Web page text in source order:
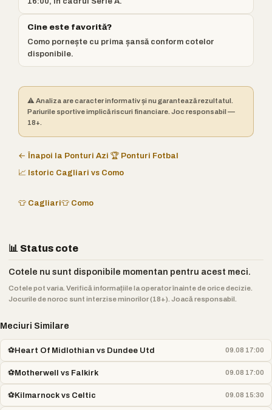
Cine este favorită?
Como pornește cu prima șansă conform cotelor
disponibile.
⚠️ Analiza are caracter informativ și nu garantează rezultatul.
Pariurile sportive implică riscuri financiare. Joc responsabil —
18+.
← Înapoi la Ponturi Azi 🏆 Ponturi Fotbal
📈 Istoric Cagliari vs Como
👕 Cagliari👕 Como
📊 Status cote
Cotele nu sunt disponibile momentan pentru acest meci.
Cotele pot varia. Verifică informațiile la operator înainte de orice decizie.
Jocurile de noroc sunt interzise minorilor (18+). Joacă responsabil.
Meciuri Similare
⚽Heart Of Midlothian vs Dundee Utd 09.08 17:00
⚽Motherwell vs Falkirk 09.08 17:00
⚽Kilmarnock vs Celtic 09.08 15:30